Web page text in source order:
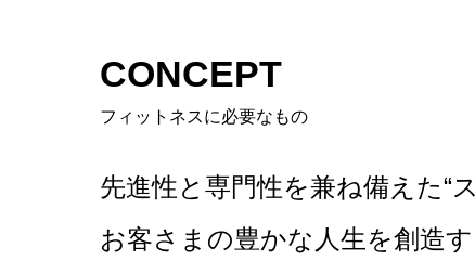
CONCEPT
フィットネスに必要なもの
先進性と専門性を兼ね備えた“
お客さまの豊かな人生を創造